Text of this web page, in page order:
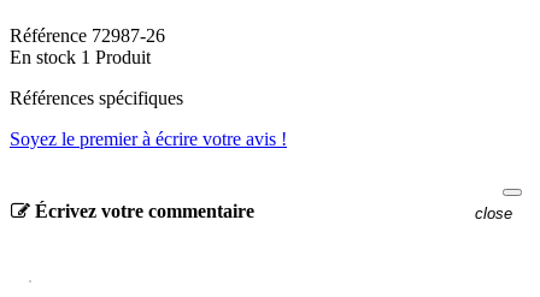
Référence 72987-26
En stock 1 Produit
Références spécifiques
Soyez le premier à écrire votre avis !
Écrivez votre commentaire close